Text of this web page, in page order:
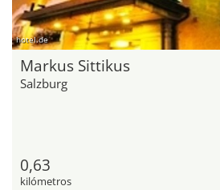
hotel.de
Markus Sittikus
Salzburg
0,63
kilómetros